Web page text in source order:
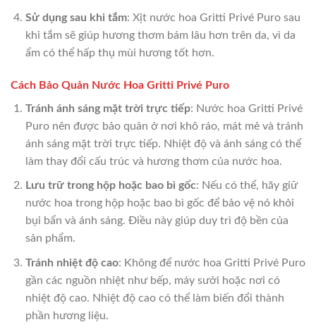
Sử dụng sau khi tắm: Xịt nước hoa Gritti Privé Puro sau
khi tắm sẽ giúp hương thơm bám lâu hơn trên da, vì da
ẩm có thể hấp thụ mùi hương tốt hơn.
Cách Bảo Quản Nước Hoa Gritti Privé Puro
Tránh ánh sáng mặt trời trực tiếp: Nước hoa Gritti Privé
Puro nên được bảo quản ở nơi khô ráo, mát mẻ và tránh
ánh sáng mặt trời trực tiếp. Nhiệt độ và ánh sáng có thể
làm thay đổi cấu trúc và hương thơm của nước hoa.
Lưu trữ trong hộp hoặc bao bì gốc: Nếu có thể, hãy giữ
nước hoa trong hộp hoặc bao bì gốc để bảo vệ nó khỏi
bụi bẩn và ánh sáng. Điều này giúp duy trì độ bền của
sản phẩm.
Tránh nhiệt độ cao: Không để nước hoa Gritti Privé Puro
gần các nguồn nhiệt như bếp, máy sưởi hoặc nơi có
nhiệt độ cao. Nhiệt độ cao có thể làm biến đổi thành
phần hương liệu.